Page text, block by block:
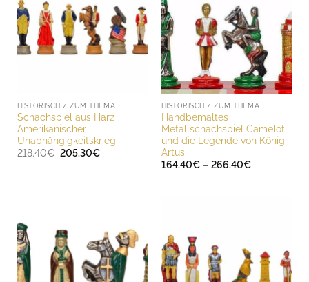
HISTORISCH / ZUM THEMA
Schachspiel aus Harz
Amerikanischer
Unabhängigkeitskrieg
218.40€ Ursprünglicher
205.30€Aktueller
HISTORISCH / ZUM THEMA
Handbemaltes
Metallschachspiel Camelot
und die Legende von König
Artus
164.40€ – 266.40€Preisspanne: